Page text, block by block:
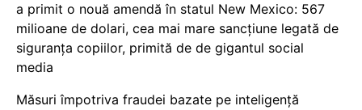
a primit o nouă amendă în statul New Mexico: 567
milioane de dolari, cea mai mare sancțiune legată de
siguranța copiilor, primită de de gigantul social
media
Măsuri împotriva fraudei bazate pe inteligență